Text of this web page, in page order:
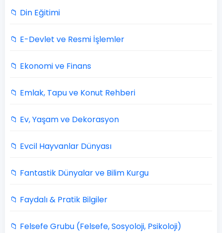
📁 Din Eğitimi
📁 E-Devlet ve Resmi İşlemler
📁 Ekonomi ve Finans
📁 Emlak, Tapu ve Konut Rehberi
📁 Ev, Yaşam ve Dekorasyon
📁 Evcil Hayvanlar Dünyası
📁 Fantastik Dünyalar ve Bilim Kurgu
📁 Faydalı & Pratik Bilgiler
📁 Felsefe Grubu (Felsefe, Sosyoloji, Psikoloji)